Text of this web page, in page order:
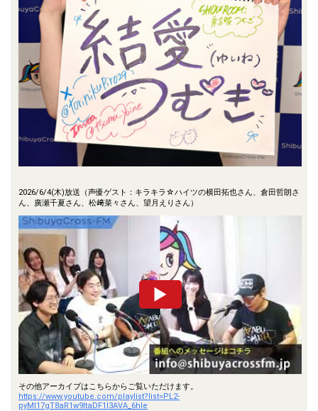
2026/6/4(木)放送（声優ゲスト：キラキラ☆ハイツの横田拓也さん、倉田哲朗さ
ん、廣瀬千夏さん、松﨑菜々さん、望月えりさん）
その他アーカイブはこちらからご覧いただけます。
https://www.youtube.com/playlist?list=PL2-
pyMl17gT8aR1w9ItaDF1I3AVA_6hle